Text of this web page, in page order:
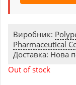
Виробник:
Pharmaceutical
Доставка: Нова
Out of stock